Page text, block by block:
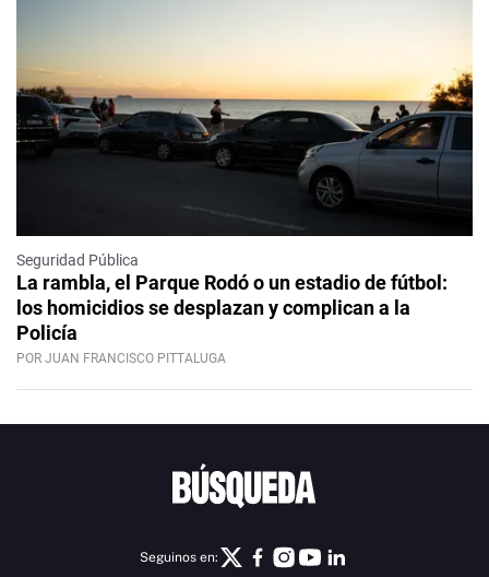
Seguridad Pública
La rambla, el Parque Rodó o un estadio de fútbol:
los homicidios se desplazan y complican a la
Policía
POR JUAN FRANCISCO PITTALUGA
Seguinos en: